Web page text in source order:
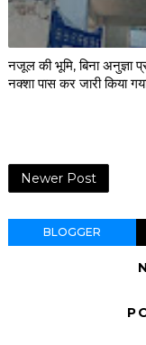
नजूल की भूमि, बिना अनुज्ञा
नक्शा पास कर जारी किया
Newer Post
BLOGGER